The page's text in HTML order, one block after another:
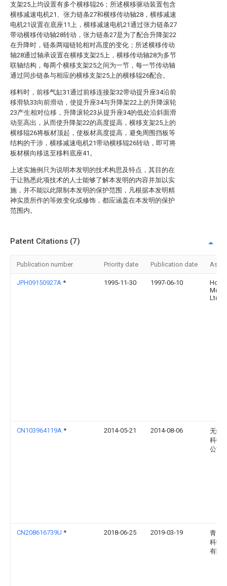
支架25上均设置有多个横移辊26；所述横移驱动装置包含
横移减速电机21、张力链条27和横移传动轴28，横移减速
电机21设置在底座11上，横移减速电机21通过张力链条27
带动横移传动轴28转动，张力链条27是为了配合升降架22
在升降时，链条两端链轮相对高度的变化；所述横移传动
轴28通过轴承设置在横移支架25上，横移传动轴28为多节
联轴结构，每两个横移支架25之间为一节，每一节传动轴
通过同步链条与相应的横移支架25上的横移辊26配合。
移料时，前移气缸31通过前移连接架32带动提升座34沿前
移滑轨33向前滑动，使提升座34与升降架22上的升降滚轮
23产生相对位移，升降滚轮23从提升座34的低处沿斜面滑
动至高出，从而使升降架22的高度提高，横移支架25上的
横移辊26将板材顶起，使板材高度提高，避免周围挡板等
结构的干涉，横移减速电机21带动横移辊26转动，即可将
板材横向移送至移料底座41。
上述实施例只为说明本发明的技术构思及特点，其目的在
于让熟悉此项技术的人士能够了解本发明的内容并加以实
施，并不能以此限制本发明的保护范围，凡根据本发明精
神实质所作的等效变化或修饰，都应涵盖在本发明的保护
范围内。
Patent Citations (7)
Publication number Priority date Publication date
JPH09150927A * 1995-11-30 1997-06-10
Ltd
CN103964119A * 2014-05-21 2014-08-06
无锡
科技
公司
CN208616739U * 2018-06-25 2019-03-19
青岛
科技
有限